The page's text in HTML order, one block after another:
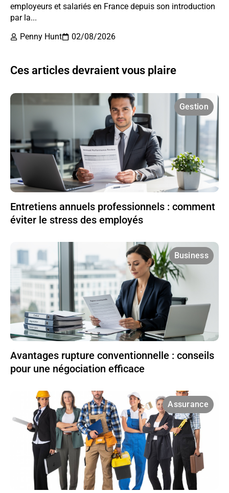
employeurs et salariés en France depuis son introduction
par la...
Penny Hunt
02/08/2026
Ces articles devraient vous plaire
Gestion
Entretiens annuels professionnels : comment
éviter le stress des employés
Business
Avantages rupture conventionnelle : conseils
pour une négociation efficace
Assurance